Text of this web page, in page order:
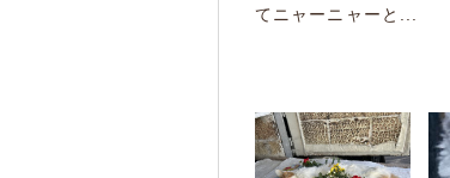
てニャーニャーと...